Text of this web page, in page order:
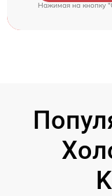
Нажимая на кнопку